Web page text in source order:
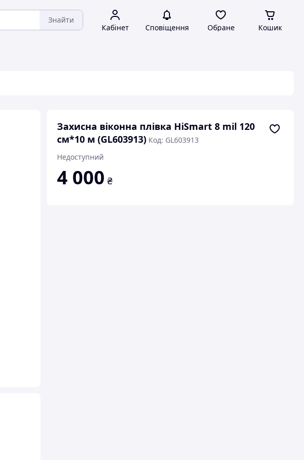
Знайти
Кабінет Сповіщення Обране Кошик
Захисна віконна плівка HiSmart 8 mil 120
см*10 м (GL603913) Код: GL603913
Недоступний
4 000 ₴